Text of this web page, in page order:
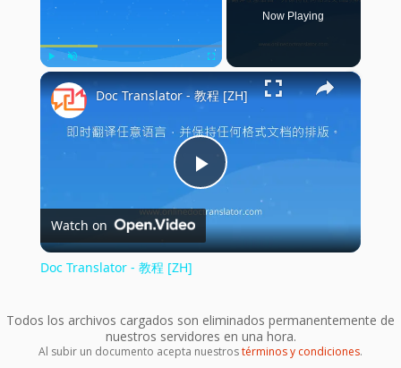
Play Unmute Fullscreen
Now Playing
×
Play
Video
Doc Translator - 教程 [ZH]
Watch on
Doc Translator - 教程 [ZH]
Todos los archivos cargados son eliminados permanentemente de
nuestros servidores en una hora.
Al subir un documento acepta nuestrostérminos y condiciones.